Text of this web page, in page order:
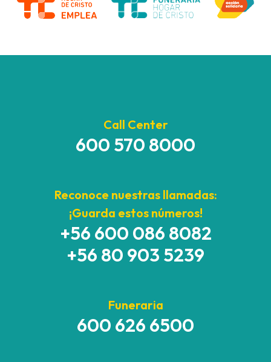
Call Center
600 570 8000
Reconoce nuestras llamadas:
¡Guarda estos números!
+56 600 086 8082
+56 80 903 5239
Funeraria
600 626 6500